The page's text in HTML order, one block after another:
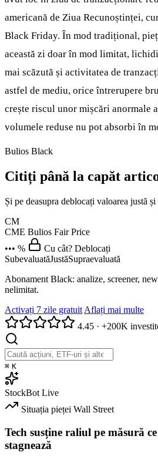
americană de Ziua Recunoștinței,
Black Friday. În mod tradițional,
această zi doar în mod limitat,
mai scăzută și activitatea de
astfel de mediu, orice întrerupere
crește riscul unor mișcări anormale
volumele reduse nu pot absorbi în
Bulios Black
Citiți până la capăt
Și pe deasupra deblocați valoarea justă
CM
CME Bulios Fair Price
••• %
Cu cât? Deblocați
SubevaluatăJustăSupraevaluată
Abonament Black: analize, screener,
nelimitat.
Activați 7 zile gratuit Aflați mai multe
4.45 · +200K
⌘ K
StockBot Live
Situația pieței Wall Street
Tech susține raliul pe măsură
stagnează